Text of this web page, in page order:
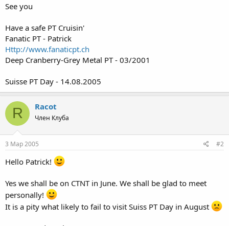
See you
Have a safe PT Cruisin'
Fanatic PT - Patrick
Http://www.fanaticpt.ch
Deep Cranberry-Grey Metal PT - 03/2001
Suisse PT Day - 14.08.2005
R Racot
Член Клуба
3 Мар 2005 #2
Hello Patrick!
Yes we shall be on CTNT in June. We shall be glad to meet
personally!
It is a pity what likely to fail to visit Suiss PT Day in August